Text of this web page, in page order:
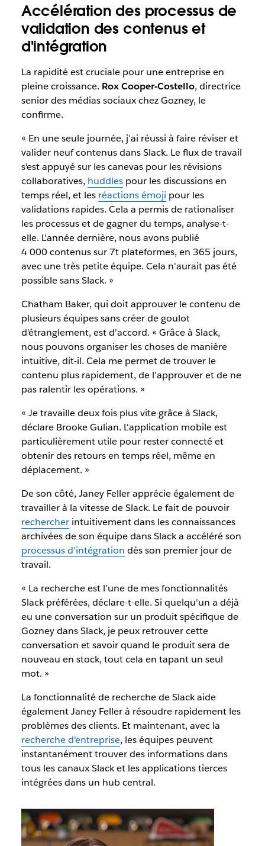
Accélération des processus de
validation des contenus et
d'intégration
La rapidité est cruciale pour une entreprise en
pleine croissance. Rox Cooper-Costello, directrice
senior des médias sociaux chez Gozney, le
confirme.
« En une seule journée, j'ai réussi à faire réviser et
valider neuf contenus dans Slack. Le flux de travail
s'est appuyé sur les canevas pour les révisions
collaboratives, huddlespour les discussions en
temps réel, et les réactions émoji pour les
validations rapides. Cela a permis de rationaliser
les processus et de gagner du temps, analyse-t-
elle. L'année dernière, nous avons publié
4 000 contenus sur 7t plateformes, en 365 jours,
avec une très petite équipe. Cela n'aurait pas été
possible sans Slack. »
Chatham Baker, qui doit approuver le contenu de
plusieurs équipes sans créer de goulot
d'étranglement, est d'accord. « Grâce à Slack,
nous pouvons organiser les choses de manière
intuitive, dit-il. Cela me permet de trouver le
contenu plus rapidement, de l'approuver et de ne
pas ralentir les opérations. »
« Je travaille deux fois plus vite grâce à Slack,
déclare Brooke Gulian. L'application mobile est
particulièrement utile pour rester connecté et
obtenir des retours en temps réel, même en
déplacement. »
De son côté, Janey Feller apprécie également de
travailler à la vitesse de Slack. Le fait de pouvoir
rechercherintuitivement dans les connaissances
archivées de son équipe dans Slack a accéléré son
processus d'intégration dès son premier jour de
travail.
« La recherche est l'une de mes fonctionnalités
Slack préférées, déclare-t-elle. Si quelqu'un a déjà
eu une conversation sur un produit spécifique de
Gozney dans Slack, je peux retrouver cette
conversation et savoir quand le produit sera de
nouveau en stock, tout cela en tapant un seul
mot. »
La fonctionnalité de recherche de Slack aide
également Janey Feller à résoudre rapidement les
problèmes des clients. Et maintenant, avec la
recherche d'entreprise, les équipes peuvent
instantanément trouver des informations dans
tous les canaux Slack et les applications tierces
intégrées dans un hub central.